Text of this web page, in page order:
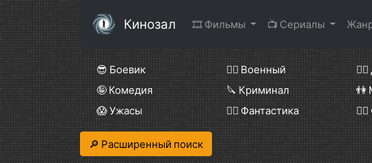
Кинозал 🎞 Фильмы 📺 Сериалы
😎 Боевик 👨‍✈️ Военный 🕵️‍♂️
🤪 Комедия
🔪 Криминал 👫
😱 Ужасы
🧙‍♀️ Фантастика
🔎 Расширенный поиск